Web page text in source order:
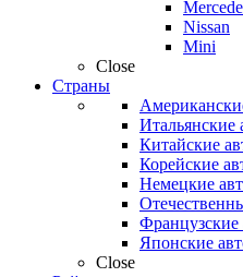
Nissan
Mini
Close
Страны
Итальянские
Китайские
Корейские
Немецкие
Французские
Японские
Close